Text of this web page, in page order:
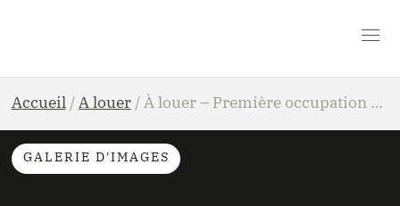
Accueil / A louer / À louer – Première occupation après rénovation complète | Appartement 2 chambres avec grand jardin privatif à Namur
GALERIE D'IMAGES